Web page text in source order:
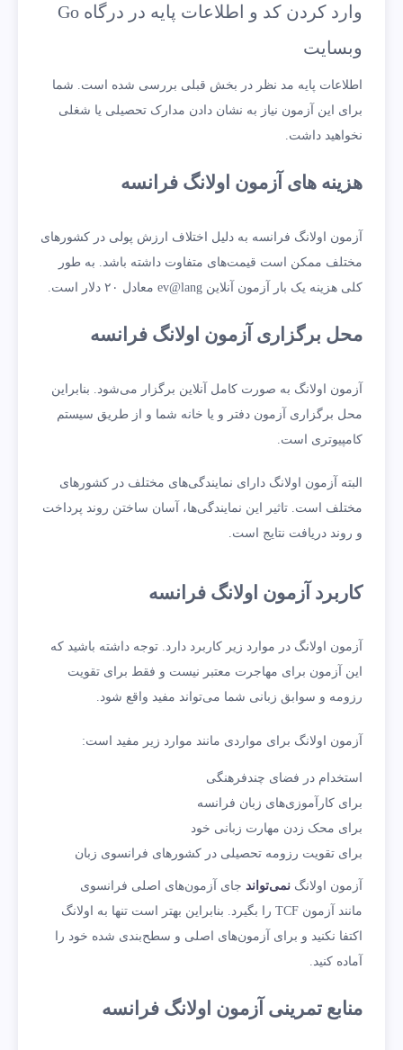
وارد کردن کد و اطلاعات پایه در درگاه Go
وبسایت
اطلاعات پایه مد نظر در بخش قبلی بررسی شده است. شما
برای این آزمون نیاز به نشان دادن مدارک تحصیلی یا شغلی
نخواهید داشت.
هزینه های آزمون اولانگ فرانسه
آزمون اولانگ فرانسه به دلیل اختلاف ارزش پولی در کشورهای
مختلف ممکن است قیمت‌های متفاوت داشته باشد. به طور
کلی هزینه یک بار آزمون آنلاین ev@lang معادل ۲۰ دلار است.
محل برگزاری آزمون اولانگ فرانسه
آزمون اولانگ به صورت کامل آنلاین برگزار می‌شود. بنابراین
محل برگزاری آزمون دفتر و یا خانه شما و از طریق سیستم
کامپیوتری است.
البته آزمون اولانگ دارای نمایندگی‌های مختلف در کشورهای
مختلف است. تاثیر این نمایندگی‌ها، آسان ساختن روند پرداخت
و روند دریافت نتایج است.
کاربرد آزمون اولانگ فرانسه
آزمون اولانگ در موارد زیر کاربرد دارد. توجه داشته باشید که
این آزمون برای مهاجرت معتبر نیست و فقط برای تقویت
رزومه و سوابق زبانی شما می‌تواند مفید واقع شود.
آزمون اولانگ برای مواردی مانند موارد زیر مفید است:
استخدام در فضای چندفرهنگی
برای کارآموزی‌های زبان فرانسه
برای محک زدن مهارت زبانی خود
برای تقویت رزومه تحصیلی در کشورهای فرانسوی زبان
آزمون اولانگ نمی‌تواند جای آزمون‌های اصلی فرانسوی
مانند آزمون TCF را بگیرد. بنابراین بهتر است تنها به اولانگ
اکتفا نکنید و برای آزمون‌های اصلی و سطح‌بندی شده خود را
آماده کنید.
منابع تمرینی آزمون اولانگ فرانسه